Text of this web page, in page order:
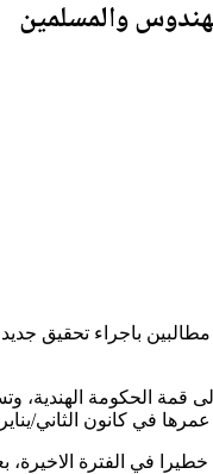
والمسلمين
باجراء تحقيق
قمة الحكومة
في كانون الثاني/
خطيرا في الفترة